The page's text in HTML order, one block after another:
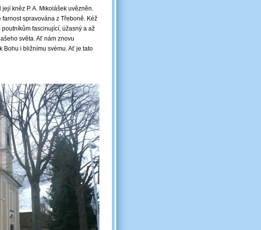
kněz P. A. Mikolášek uvězněn.
spravována z Třeboně. Kéž
fascinující, úžasný a až
světa. Ať nám znovu
Bohu i bližnímu svému. Ať je tato